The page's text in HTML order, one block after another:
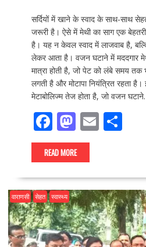
सर्दियों में खाने के स्वाद के साथ-साथ
जरूरी है। ऐसे में मेथी का साग एक
है। यह न केवल स्वाद में लाजवाब है,
लेकर आता है। वजन घटाने में मददगार
मात्रा होती है, जो पेट को लंबे समय
लगती है और मोटापा नियंत्रित रहता
मेटाबोलिज्म तेज होता है, जो वजन
F
ac
e
b
o
o
k
M
as
to
d
o
n
E
l
S
e
READ MORE
वाराणसी सेहत स्वास्थ्य